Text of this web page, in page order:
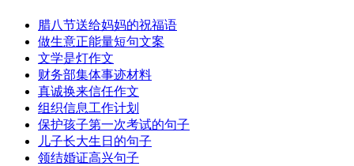
腊八节送给妈妈的祝福语
做生意正能量短句文案
文学是灯作文
财务部集体事迹材料
真诚换来信任作文
组织信息工作计划
保护孩子第一次考试的句子
儿子长大生日的句子
领结婚证高兴句子